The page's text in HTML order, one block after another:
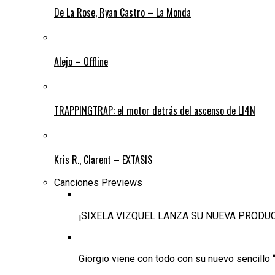
De La Rose, Ryan Castro – La Monda
Alejo – Offline
TRAPPINGTRAP: el motor detrás del ascenso de LI4N
Kris R., Clarent – EXTASIS
Canciones Previews
¡SIXELA VIZQUEL LANZA SU NUEVA
Giorgio viene con todo con su nuevo sencillo